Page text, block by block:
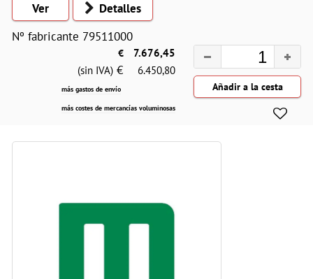
Ver
Detalles
Nº fabricante 79511000
€
7.676,45
(sin IVA) € 6.450,80
más gastos de envío
más costes de mercancías voluminosas